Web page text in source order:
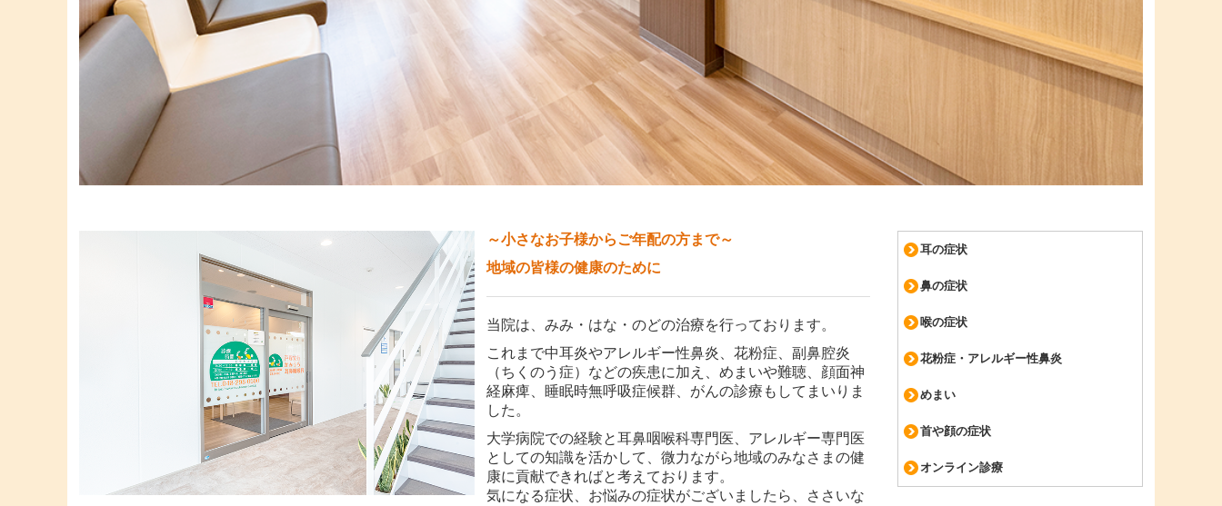
～小さなお子様からご年配の方まで～
地域の皆様の健康のために
当院は、みみ・はな・のどの治療を行っております。
これまで中耳炎やアレルギー性鼻炎、花粉症、副鼻腔炎
（ちくのう症）などの疾患に加え、めまいや難聴、顔面神
経麻痺、睡眠時無呼吸症候群、がんの診療もしてまいりま
した。
大学病院での経験と耳鼻咽喉科専門医、アレルギー専門医
としての知識を活かして、微力ながら地域のみなさまの健
康に貢献できればと考えております。
気になる症状、お悩みの症状がございましたら、ささいな
耳の症状
鼻の症状
喉の症状
花粉症・アレルギー性鼻炎
めまい
首や顔の症状
オンライン診療